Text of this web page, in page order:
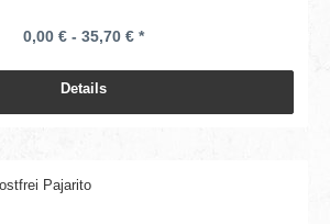
0,00 € - 35,70 € *
Details